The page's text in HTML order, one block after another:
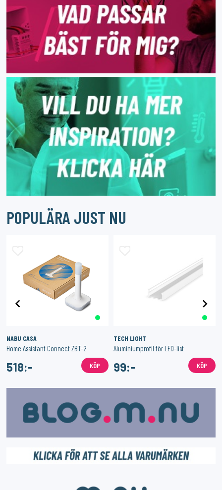
POPULÄRA JUST NU
NABU CASA
Home Assistant Connect ZBT-2
518:- KÖP
TECH LIGHT
Aluminiumprofil för LED-list
99:- KÖP